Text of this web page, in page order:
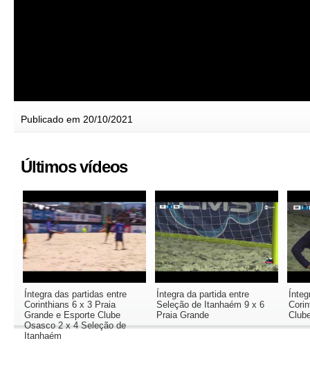
Publicado em 20/10/2021
Últimos vídeos
Íntegra das partidas entre
Corinthians 6 x 3 Praia
Grande e Esporte Clube
Osasco 2 x 4 Seleção de
Itanhaém
Íntegra da partida entre
Seleção de Itanhaém 9 x 6
Praia Grande